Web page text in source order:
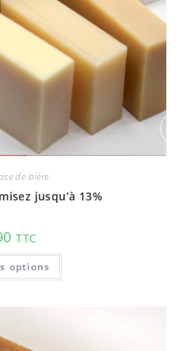
de bière
jusqu’à 13%
TTC
options
Ce
a